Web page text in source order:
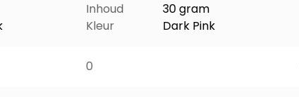
Inhoud
30 gram
Kleur
Dark Pink
0